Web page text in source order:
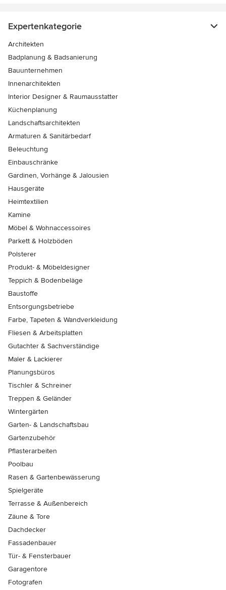
Expertenkategorie
Architekten
Badplanung & Badsanierung
Bauunternehmen
Innenarchitekten
Interior Designer & Raumausstatter
Küchenplanung
Landschaftsarchitekten
Armaturen & Sanitärbedarf
Beleuchtung
Einbauschränke
Gardinen, Vorhänge & Jalousien
Hausgeräte
Heimtextilien
Kamine
Möbel & Wohnaccessoires
Parkett & Holzböden
Polsterer
Produkt- & Möbeldesigner
Teppich & Bodenbeläge
Baustoffe
Entsorgungsbetriebe
Farbe, Tapeten & Wandverkleidung
Fliesen & Arbeitsplatten
Gutachter & Sachverständige
Maler & Lackierer
Planungsbüros
Tischler & Schreiner
Treppen & Geländer
Wintergärten
Garten- & Landschaftsbau
Gartenzubehör
Pflasterarbeiten
Poolbau
Rasen & Gartenbewässerung
Spielgeräte
Terrasse & Außenbereich
Zäune & Tore
Dachdecker
Fassadenbauer
Tür- & Fensterbauer
Garagentore
Fotografen